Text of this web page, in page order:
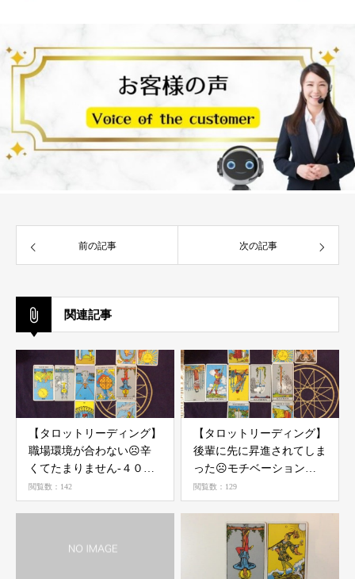
前の記事 次の記事
関連記事
【タロットリーディング】
職場環境が合わない☹辛
くてたまりません-４０代
女性-
閲覧数：142
【タロットリーディング】
後輩に先に昇進されてしま
った☹モチベーションが
上がりません -40代男性-
閲覧数：129